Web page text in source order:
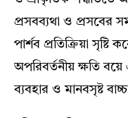
প্রসবব্যথা ও প্রসবের
পার্শব প্রতিক্রিয়া
অপরিবর্তনীয় ক্ষতি
ব্যবহার ও মানবসৃষ্ট